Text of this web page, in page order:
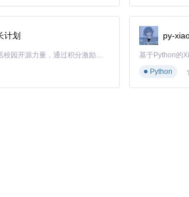
与强大，但社区贡献的插件和集成方案正逐渐
可以探索或创建针对 Beetlex 的扩展，强化其功
快速上手 Beetlex。深入学习时，建议参考官方
计划
「源启盛夏」暑期校园开发者成长计划旨在激活校园开源力量，通过积分激励、认证扶持、资源倾斜等形式，引导高校组织和开发者完成「入驻 — 建项目 — 做贡献 — 获认证 — 得资源」的完整闭环。无论你是想带领社团入驻平台的组织者，还是希望用代码贡献证明自己的开发者，都能在这里找到属于你的成长路径。
py-
Python